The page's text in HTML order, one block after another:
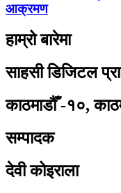
आक्रमण
हाम्रो बारेमा
साहसी डिजिटल
काठमाडौँ -१०,
सम्पादक
देवी कोइराला